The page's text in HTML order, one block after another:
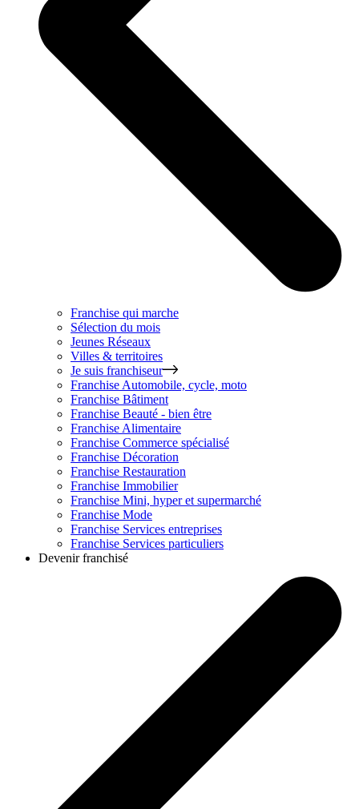
Franchise qui marche
Sélection du mois
Jeunes Réseaux
Villes & territoires
Je suis franchiseur
Franchise Automobile, cycle, moto
Franchise Bâtiment
Franchise Beauté - bien être
Franchise Alimentaire
Franchise Commerce spécialisé
Franchise Décoration
Franchise Restauration
Franchise Immobilier
Franchise Mini, hyper et supermarché
Franchise Mode
Franchise Services entreprises
Franchise Services particuliers
Devenir franchisé